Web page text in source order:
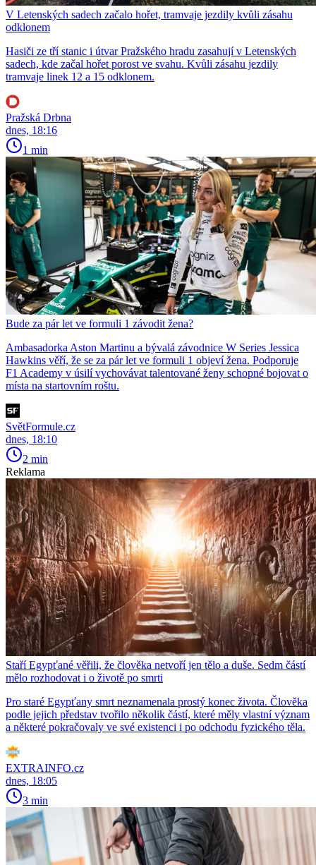
V Letenských sadech začalo hořet, tramvaje jezdily kvůli zásahu
odklonem
Hasiči ze tří stanic i útvar Pražského hradu zasahují v Letenských
sadech, kde začal hořet porost ve svahu. Kvůli zásahu jezdily
tramvaje linek 12 a 15 odklonem.
Pražská Drbna
dnes, 18:16
1 min
Bude za pár let ve formuli 1 závodit žena?
Ambasadorka Aston Martinu a bývalá závodnice W Series Jessica
Hawkins věří, že se za pár let ve formuli 1 objeví žena. Podporuje
F1 Academy v úsilí vychovávat talentované ženy schopné bojovat o
místa na startovním roštu.
SvětFormule.cz
dnes, 18:10
2 min
Reklama
Staří Egypťané věřili, že člověka netvoří jen tělo a duše. Sedm částí
mělo rozhodovat i o životě po smrti
Pro staré Egypťany smrt neznamenala prostý konec života. Člověka
podle jejich představ tvořilo několik částí, které měly vlastní význam
a některé pokračovaly ve své existenci i po odchodu fyzického těla.
EXTRAINFO.cz
dnes, 18:05
3 min